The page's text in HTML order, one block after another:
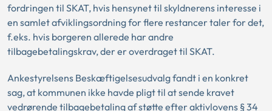
fordringen til SKAT, hvis hensynet til skyldnerens interesse i
en samlet afviklingsordning for flere restancer taler for det,
f.eks. hvis borgeren allerede har andre
tilbagebetalingskrav, der er overdraget til SKAT.
Ankestyrelsens Beskæftigelsesudvalg fandt i en konkret
sag, at kommunen ikke havde pligt til at sende kravet
vedrørende tilbagebetaling af støtte efter aktivlovens § 34